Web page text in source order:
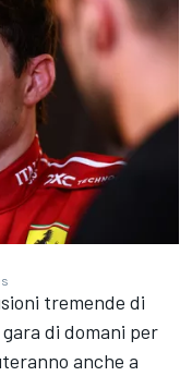
tremende di
gara di domani per
anche a